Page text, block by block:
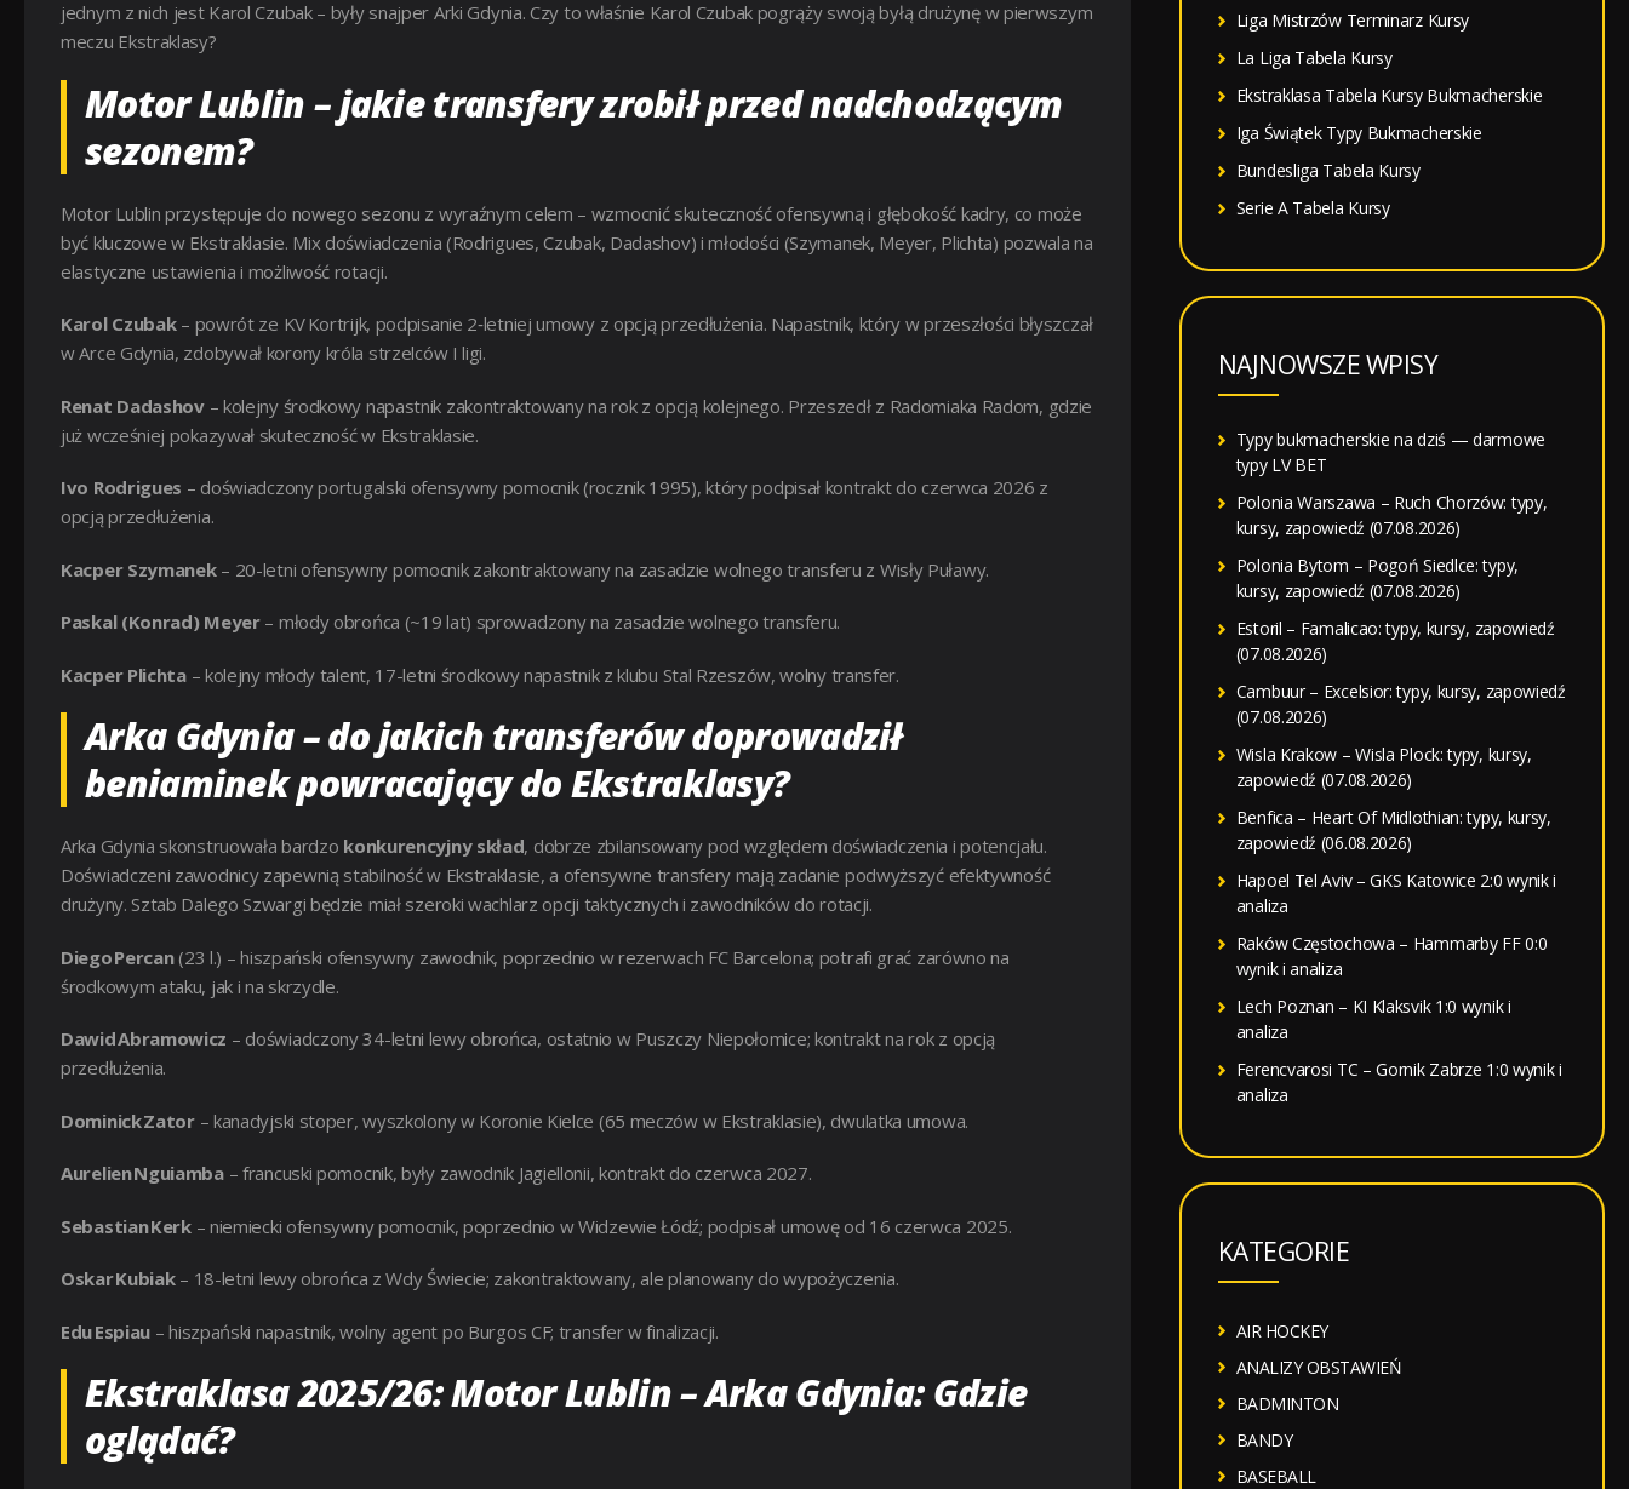
jednym z nich jest Karol Czubak – były snajper Arki Gdynia. Czy to właśnie Karol Czubak pogrąży swoją byłą drużynę w pierwszym
meczu Ekstraklasy?
Motor Lublin – jakie transfery zrobił przed nadchodzącym
sezonem?
Motor Lublin przystępuje do nowego sezonu z wyraźnym celem – wzmocnić skuteczność ofensywną i głębokość kadry, co może
być kluczowe w Ekstraklasie. Mix doświadczenia (Rodrigues, Czubak, Dadashov) i młodości (Szymanek, Meyer, Plichta) pozwala na
elastyczne ustawienia i możliwość rotacji.
Karol Czubak– powrót ze KV Kortrijk, podpisanie 2‑letniej umowy z opcją przedłużenia. Napastnik, który w przeszłości błyszczał
w Arce Gdynia, zdobywał korony króla strzelców I ligi.
Renat Dadashov– kolejny środkowy napastnik zakontraktowany na rok z opcją kolejnego. Przeszedł z Radomiaka Radom, gdzie
już wcześniej pokazywał skuteczność w Ekstraklasie.
Ivo Rodrigues – doświadczony portugalski ofensywny pomocnik (rocznik 1995), który podpisał kontrakt do czerwca 2026 z
opcją przedłużenia.
Kacper Szymanek– 20-letni ofensywny pomocnik zakontraktowany na zasadzie wolnego transferu z Wisły Puławy.
Paskal (Konrad) Meyer– młody obrońca (~19 lat) sprowadzony na zasadzie wolnego transferu.
Kacper Plichta– kolejny młody talent, 17-letni środkowy napastnik z klubu Stal Rzeszów, wolny transfer.
Arka Gdynia – do jakich transferów doprowadził
beniaminek powracający do Ekstraklasy?
Arka Gdynia skonstruowała bardzo konkurencyjny skład, dobrze zbilansowany pod względem doświadczenia i potencjału.
Doświadczeni zawodnicy zapewnią stabilność w Ekstraklasie, a ofensywne transfery mają zadanie podwyższyć efektywność
drużyny. Sztab Dalego Szwargi będzie miał szeroki wachlarz opcji taktycznych i zawodników do rotacji.
Diego Percan(23 l.) – hiszpański ofensywny zawodnik, poprzednio w rezerwach FC Barcelona; potrafi grać zarówno na
środkowym ataku, jak i na skrzydle.
Dawid Abramowicz – doświadczony 34-letni lewy obrońca, ostatnio w Puszczy Niepołomice; kontrakt na rok z opcją
przedłużenia.
Dominick Zator– kanadyjski stoper, wyszkolony w Koronie Kielce (65 meczów w Ekstraklasie), dwulatka umowa.
Aurelien Nguiamba– francuski pomocnik, były zawodnik Jagiellonii, kontrakt do czerwca 2027.
Sebastian Kerk– niemiecki ofensywny pomocnik, poprzednio w Widzewie Łódź; podpisał umowę od 16 czerwca 2025.
Oskar Kubiak– 18-letni lewy obrońca z Wdy Świecie; zakontraktowany, ale planowany do wypożyczenia.
Edu Espiau – hiszpański napastnik, wolny agent po Burgos CF; transfer w finalizacji.
Ekstraklasa 2025/26: Motor Lublin – Arka Gdynia: Gdzie
oglądać?
Liga Mistrzów Terminarz Kursy
La Liga Tabela Kursy
Ekstraklasa Tabela Kursy Bukmacherskie
Iga Świątek Typy Bukmacherskie
Bundesliga Tabela Kursy
Serie A Tabela Kursy
NAJNOWSZE WPISY
Typy bukmacherskie na dziś — darmowe
typy LV BET
Polonia Warszawa – Ruch Chorzów: typy,
kursy, zapowiedź (07.08.2026)
Polonia Bytom – Pogoń Siedlce: typy,
kursy, zapowiedź (07.08.2026)
Estoril – Famalicao: typy, kursy, zapowiedź
(07.08.2026)
Cambuur – Excelsior: typy, kursy, zapowiedź
(07.08.2026)
Wisla Krakow – Wisla Plock: typy, kursy,
zapowiedź (07.08.2026)
Benfica – Heart Of Midlothian: typy, kursy,
zapowiedź (06.08.2026)
Hapoel Tel Aviv – GKS Katowice 2:0 wynik i
analiza
Raków Częstochowa – Hammarby FF 0:0
wynik i analiza
Lech Poznan – KI Klaksvik 1:0 wynik i
analiza
Ferencvarosi TC – Gornik Zabrze 1:0 wynik i
analiza
KATEGORIE
AIR HOCKEY
ANALIZY OBSTAWIEŃ
BADMINTON
BANDY
BASEBALL